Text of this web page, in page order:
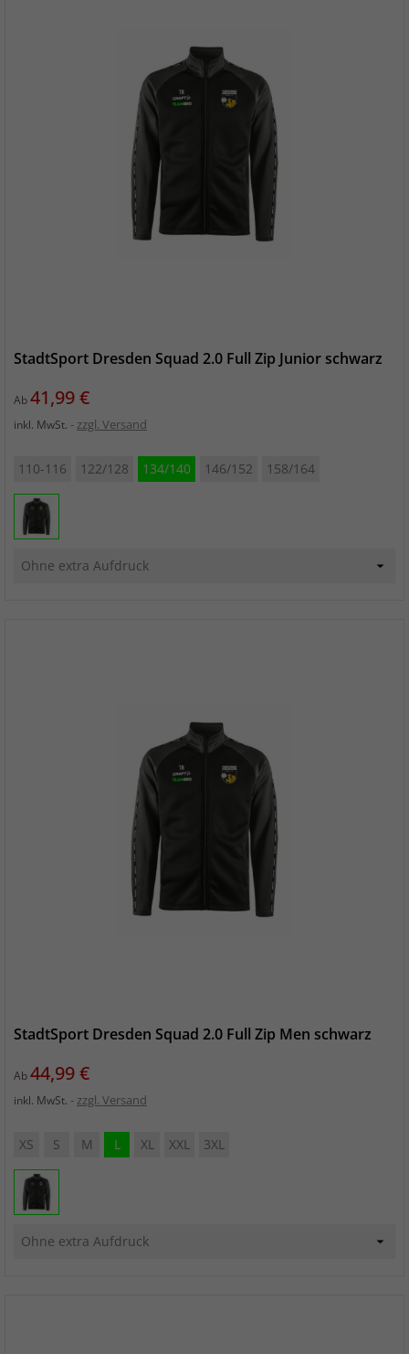
StadtSport Dresden Squad 2.0 Full Zip Junior schwarz
AbPreis
41,99 €
inkl. MwSt. zzgl. Versand
110-116 122/128 134/140 146/152 158/164
StadtSport Dresden Squad 2.0 Full Zip Men schwarz
AbPreis
44,99 €
inkl. MwSt. zzgl. Versand
XS S M L XL XXL 3XL